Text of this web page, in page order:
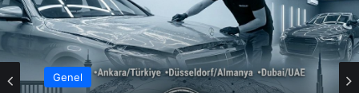
Genel